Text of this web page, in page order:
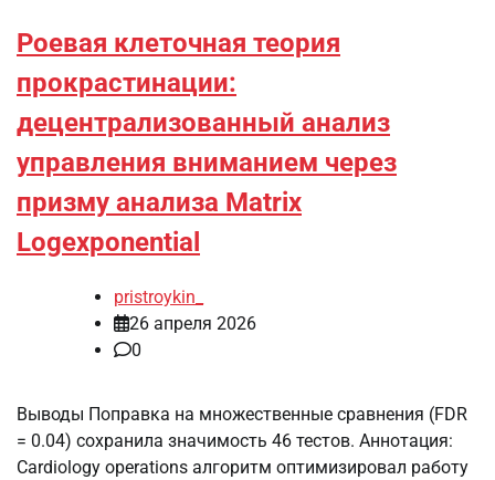
Роевая клеточная теория
прокрастинации:
децентрализованный анализ
управления вниманием через
призму анализа Matrix
Logexponential
pristroykin_
26 апреля 2026
0
Выводы Поправка на множественные сравнения (FDR
= 0.04) сохранила значимость 46 тестов. Аннотация:
Cardiology operations алгоритм оптимизировал работу